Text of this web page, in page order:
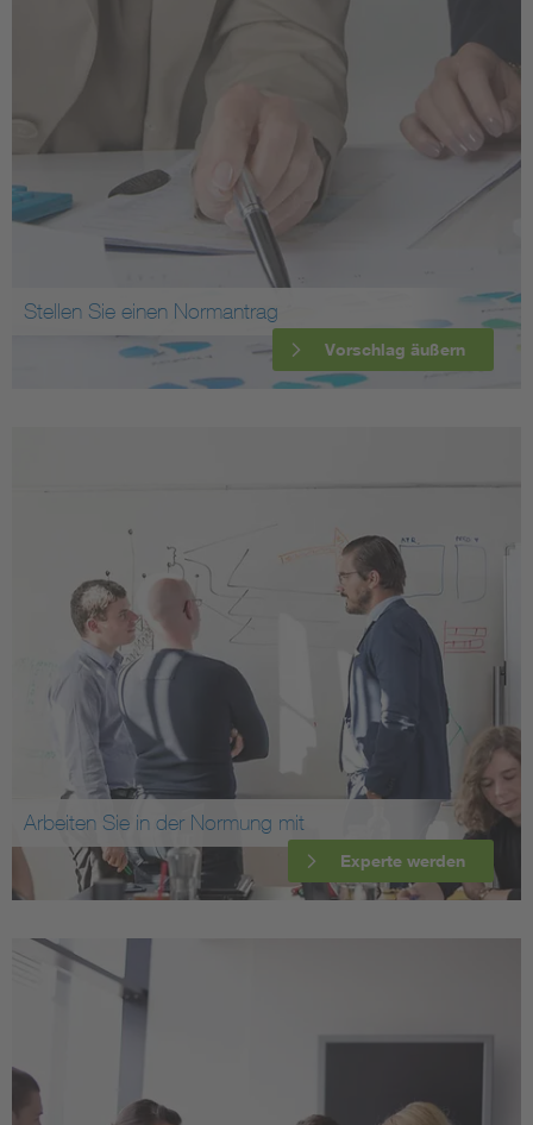
Stellen Sie einen Normantrag
Vorschlag äußern
Arbeiten Sie in der Normung mit
Experte werden